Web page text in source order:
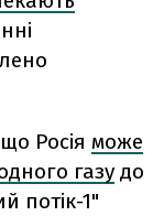
Росія може
газу до
потік-1"